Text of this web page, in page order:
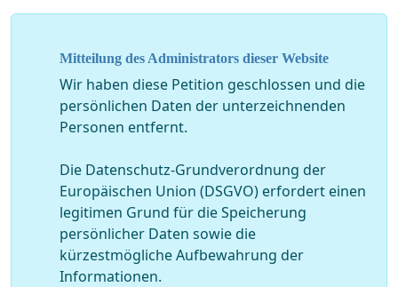
Mitteilung des Administrators dieser Website
Wir haben diese Petition geschlossen und die
persönlichen Daten der unterzeichnenden
Personen entfernt.
Die Datenschutz-Grundverordnung der
Europäischen Union (DSGVO) erfordert einen
legitimen Grund für die Speicherung
persönlicher Daten sowie die
kürzestmögliche Aufbewahrung der
Informationen.